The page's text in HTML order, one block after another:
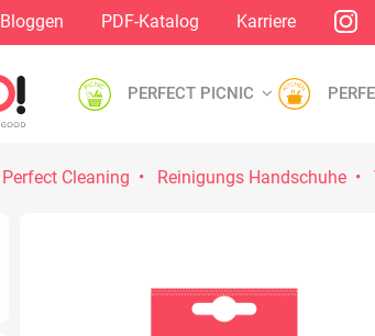
Bloggen PDF-Katalog Karriere
PERFECT PICNIC
Perfect Cleaning Reinigungs Handschuhe